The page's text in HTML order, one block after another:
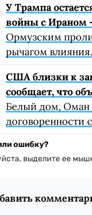
У Трампа
войны с Ираном
Ормузским
рычагом влияния.
США близки к
сообщает, что
Белый дом, Оман
договоренности
ошибку?
выделите ее